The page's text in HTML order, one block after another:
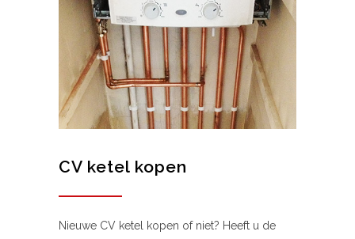
CV ketel kopen
Nieuwe CV ketel kopen of niet? Heeft u de